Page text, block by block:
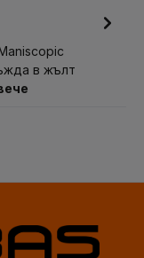
в жълт